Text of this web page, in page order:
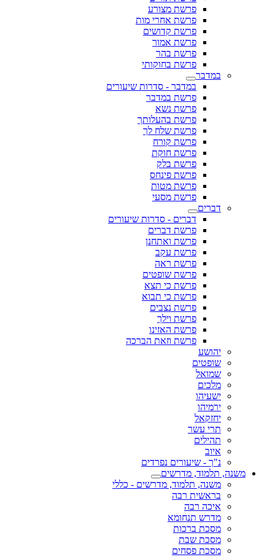
פרשת מצורע
פרשת אחרי מות
פרשת קדושים
פרשת אמור
פרשת בהר
פרשת בחוקותי
במדבר
במדבר - סדרות שיעורים
פרשת במדבר
פרשת נשא
פרשת בהעלותך
פרשת שלח לך
פרשת קורח
פרשת חוקת
פרשת בלק
פרשת פינחס
פרשת מטות
פרשת מסעי
דברים
דברים - סדרות שיעורים
פרשת דברים
פרשת ואתחנן
פרשת עקב
פרשת ראה
פרשת שופטים
פרשת כי תצא
פרשת כי תבוא
פרשת נצבים
פרשת וילך
פרשת האזינו
פרשת וזאת הברכה
יהושע
שופטים
שמואל
מלכים
ישעיהו
ירמיהו
יחזקאל
תרי עשר
תהילים
איוב
נ"ך - שיעורים נפרדים
משנה, תלמוד, מדרשים
משנה, תלמוד, מדרשים - כללי
בראשית רבה
איכה רבה
מדרש תנחומא
מסכת ברכות
מסכת שבת
מסכת פסחים